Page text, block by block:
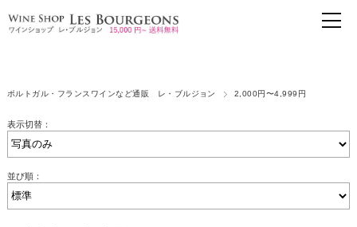
ポルトガル・フランスワインなど通販 レ・ブルジョン 2,000円〜4,999円
表示切替：
並び順：